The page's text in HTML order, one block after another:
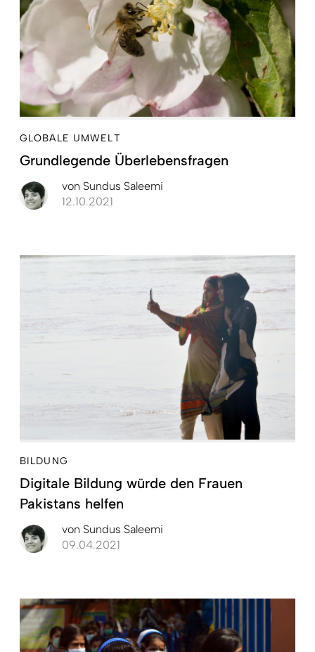
GLOBALE UMWELT
Grundlegende Überlebensfragen
von Sundus Saleemi
12.10.2021
BILDUNG
Digitale Bildung würde den Frauen
Pakistans helfen
von Sundus Saleemi
09.04.2021